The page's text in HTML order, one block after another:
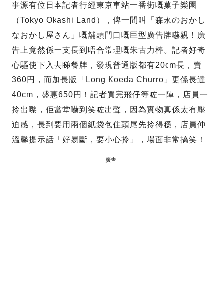
事源有位日本記者行經東京車站一番街嘅菓子樂園
（Tokyo Okashi Land），俾一間叫「森永のおかし
なおかし屋さん」嘅舖頭門口嘅巨型廣告牌嚇親！廣
告上竟然係一支長到唔合常理嘅朱古力棒。記者好奇
心驅使下入去睇餐牌，發現普通版都有20cm長，賣
360円，而加長版「Long Koeda Churro」更係長達
40cm，盛惠650円！記者買完飛仔等咗一陣，店員一
拎出嚟，佢當堂嚇到笑咗出聲，因為實物真係太有壓
迫感，長到要用兩個紙袋包住頭尾先拎得穩，店員仲
溫馨提示話「好易斷，要小心拎」，場面非常搞笑！
廣告